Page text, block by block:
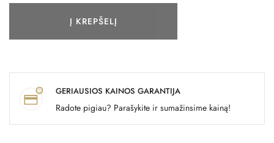
Į KREPŠELĮ
GERIAUSIOS KAINOS GARANTIJA
Radote pigiau? Parašykite ir sumažinsime kainą!